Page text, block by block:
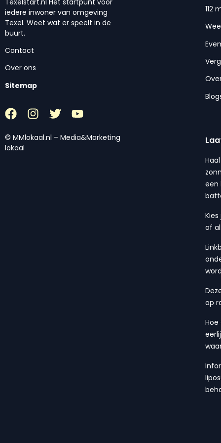
iedere inwoner van omgeving
Texel. Weet wat er speelt in de
buurt.
Contact
Over ons
Sitemap
© MMlokaal.nl – Media&Marketing
lokaal
112
een
of
op
Hoe